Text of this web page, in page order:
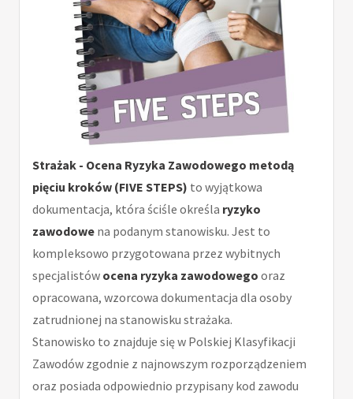
Strażak - Ocena Ryzyka Zawodowego metodą
pięciu kroków (FIVE STEPS) to wyjątkowa
dokumentacja, która ściśle określa ryzyko
zawodowe na podanym stanowisku. Jest to
kompleksowo przygotowana przez wybitnych
specjalistów ocena ryzyka zawodowego oraz
opracowana, wzorcowa dokumentacja dla osoby
zatrudnionej na stanowisku strażaka.
Stanowisko to znajduje się w Polskiej Klasyfikacji
Zawodów zgodnie z najnowszym rozporządzeniem
oraz posiada odpowiednio przypisany kod zawodu